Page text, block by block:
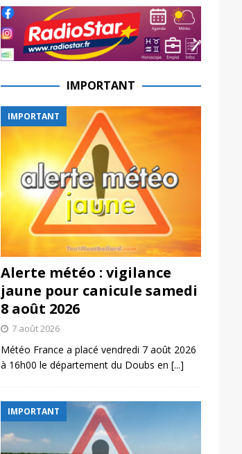
IMPORTANT
IMPORTANT
Alerte météo : vigilance
jaune pour canicule samedi
8 août 2026
7 août 2026
Météo France a placé vendredi 7 août 2026
à 16h00 le département du Doubs en [...]
IMPORTANT